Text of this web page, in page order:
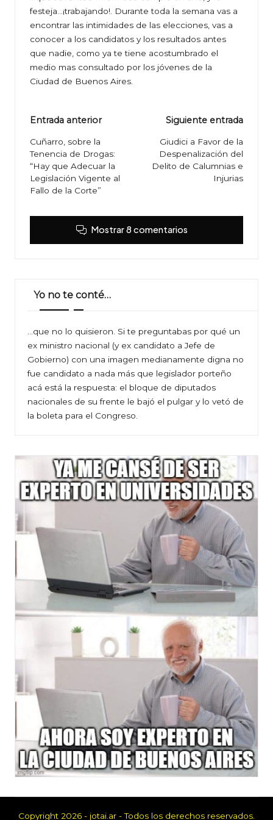
festeja…¡trabajando!. Durante toda la semana vas a
encontrar las intimidades de las elecciones, vas a
conocer a los candidatos y los resultados antes
que nadie, como ya te tiene acostumbrado el
medio mas consultado por los jóvenes de la
Ciudad de Buenos Aires.
Navegación
de
entradas
Entrada anterior
Cuñarro, sobre la
Tenencia de Drogas:
“Hay que Adecuar la
Legislación Vigente al
Fallo de la Corte”
Siguiente entrada
Giudici a Favor de la
Despenalización del
Delito de Calumnias e
Injurias
Mostrar 8 comentarios
Yo no te conté…
…que no lo quisieron. Si te preguntabas por qué un
ex ministro nacional (y ex candidato a Jefe de
Gobierno) con una imagen medianamente digna no
fue candidato a nada más que legislador porteño
acá está la respuesta: el bloque de diputados
nacionales de su frente le bajó el pulgar y lo vetó de
la boleta para el Congreso.
Copyright 2026 - jotai.ar - Todos los derechos reservados.